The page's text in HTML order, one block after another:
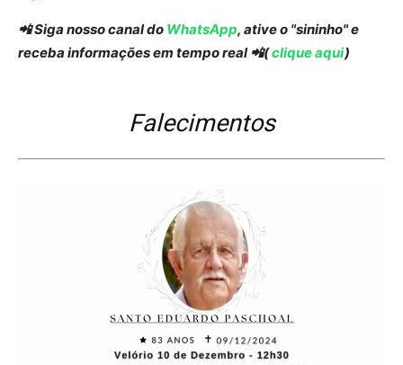
📲 Siga nosso canal do WhatsApp, ative o "sininho" e
receba informações em tempo real 📲(clique aqui)
Falecimentos